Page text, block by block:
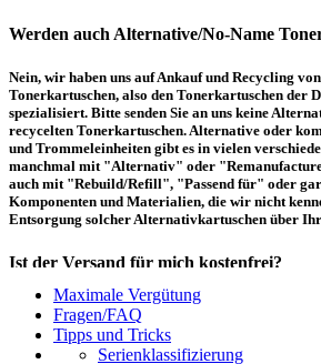
Werden auch Alternative/No-Name
Nein, wir haben uns auf Ankauf und Recycling
Tonerkartuschen, also den Tonerkartuschen der
spezialisiert. Bitte senden Sie an uns keine
recycelten Tonerkartuschen. Alternative oder
und Trommeleinheiten gibt es in vielen
manchmal mit "Alternativ" oder
auch mit "Rebuild/Refill", "Passend für" oder
Komponenten und Materialien, die wir nicht
Entsorgung solcher Alternativkartuschen über
Ist der Versand für mich kostenfrei?
Ein kostenfreier, innerdeutscher Versand
Palettenabholung) ist erst ab einem Ankaufswert
150,00€ pro Palette möglich. Unter diesen Werten
Rücksendekosten auf 7,14€ pro Paket bzw.
Maximale Vergütung
Fragen/FAQ
Tipps und Tricks
Serienklassifizierung